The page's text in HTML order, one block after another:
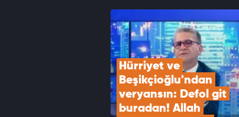
Hürriyet ve
Beşikçioğlu'ndan
veryansın: Defol git
buradan! Allah